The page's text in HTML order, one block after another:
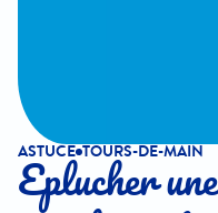
ASTUCE TOURS-DE-MAIN
Eplucher